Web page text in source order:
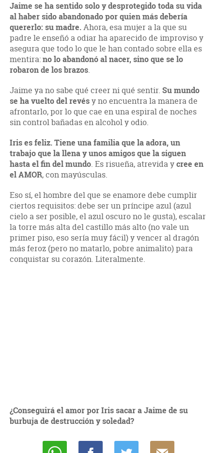
Jaime se ha sentido solo y desprotegido toda su vida
al haber sido abandonado por quien más debería
quererlo: su madre.Ahora, esa mujer a la que su
padre le enseñó a odiar ha aparecido de improviso y
asegura que todo lo que le han contado sobre ella es
mentira:no lo abandonó al nacer, sino que se lo
robaron de los brazos.
Jaime ya no sabe qué creer ni qué sentir. Su mundo
se ha vuelto del revésy no encuentra la manera de
afrontarlo, por lo que cae en una espiral de noches
sin control bañadas en alcohol y odio.
Iris es feliz. Tiene una familia que la adora, un
trabajo que la llena y unos amigos que la siguen
hasta el fin del mundo. Es risueña, atrevida ycree en
el AMOR, con mayúsculas.
Eso sí, el hombre del que se enamore debe cumplir
ciertos requisitos: debe ser un príncipe azul (azul
cielo a ser posible, el azul oscuro no le gusta), escalar
la torre más alta del castillo más alto (no vale un
primer piso, eso sería muy fácil) y vencer al dragón
más feroz (pero no matarlo, pobre animalito) para
conquistar su corazón. Literalmente.
¿Conseguirá el amor por Iris sacar a Jaime de su
burbuja de destrucción y soledad?